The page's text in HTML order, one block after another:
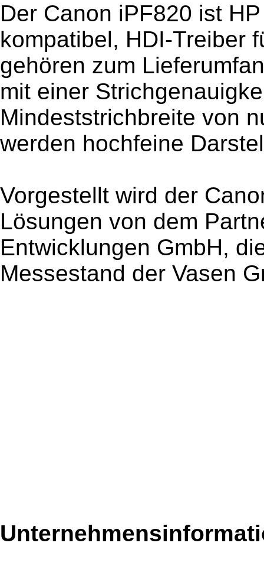
Der Canon iPF820 ist
kompatibel, HDI-Treiber
gehören zum
mit einer
Mindeststrichbreite von
werden hochfeine
Vorgestellt wird der
Lösungen von dem
Entwicklungen GmbH,
Messestand der Vasen